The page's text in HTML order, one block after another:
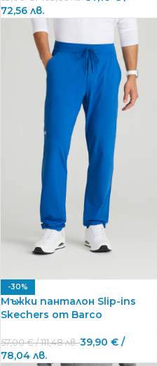
72,56 лв.
-30%
Мъжки панталон Slip-ins
Skechers от Barco
57,00€/ 111,48 лв.39,90 € /
78,04 лв.